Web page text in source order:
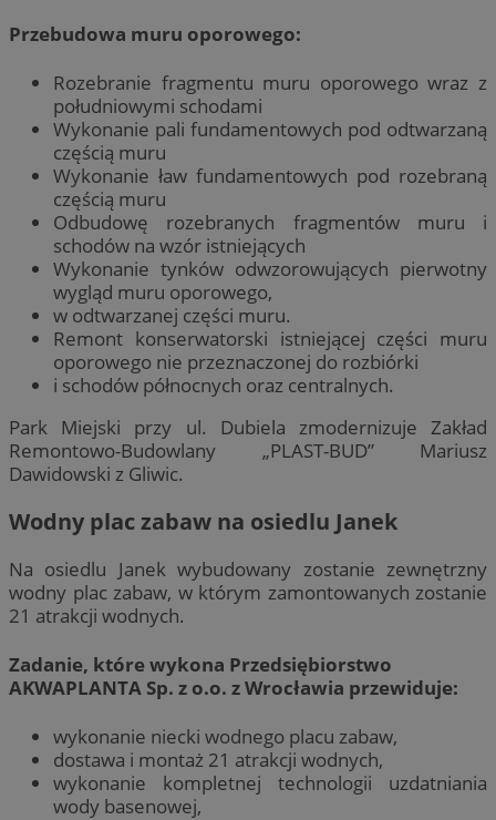
Przebudowa muru oporowego:
Rozebranie fragmentu muru oporowego wraz z
południowymi schodami
Wykonanie pali fundamentowych pod odtwarzaną
częścią muru
Wykonanie ław fundamentowych pod rozebraną
częścią muru
Odbudowę rozebranych fragmentów muru i
schodów na wzór istniejących
Wykonanie tynków odwzorowujących pierwotny
wygląd muru oporowego,
w odtwarzanej części muru.
Remont konserwatorski istniejącej części muru
oporowego nie przeznaczonej do rozbiórki
i schodów północnych oraz centralnych.
Park Miejski przy ul. Dubiela zmodernizuje Zakład
Remontowo-Budowlany „PLAST-BUD” Mariusz
Dawidowski z Gliwic.
Wodny plac zabaw na osiedlu Janek
Na osiedlu Janek wybudowany zostanie zewnętrzny
wodny plac zabaw, w którym zamontowanych zostanie
21 atrakcji wodnych.
Zadanie, które wykona Przedsiębiorstwo
AKWAPLANTA Sp. z o.o. z Wrocławia przewiduje:
wykonanie niecki wodnego placu zabaw,
dostawa i montaż 21 atrakcji wodnych,
wykonanie kompletnej technologii uzdatniania
wody basenowej,